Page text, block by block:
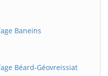
Baneins
Béard-Géovreissiat